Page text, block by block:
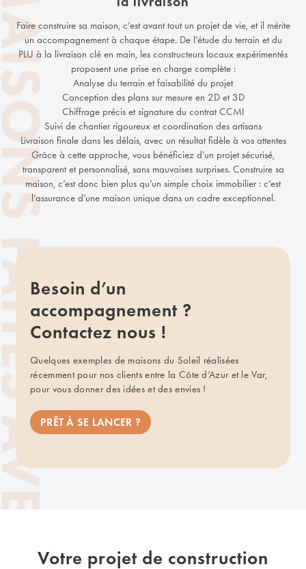
Faire construire sa maison, c’est avant tout un projet de vie, et il mérite
un accompagnement à chaque étape. De l’étude du terrain et du
PLU à la livraison clé en main, les constructeurs locaux expérimentés
proposent une prise en charge complète :
Analyse du terrain et faisabilité du projet
Conception des plans sur mesure en 2D et 3D
Chiffrage précis et signature du contrat CCMI
Suivi de chantier rigoureux et coordination des artisans
Livraison finale dans les délais, avec un résultat fidèle à vos attentes
Grâce à cette approche, vous bénéficiez d’un projet sécurisé,
transparent et personnalisé, sans mauvaises surprises. Construire sa
maison, c’est donc bien plus qu’un simple choix immobilier : c’est
l’assurance d’une maison unique dans un cadre exceptionnel.
Besoin d’un
accompagnement ?
Contactez nous !
Quelques exemples de maisons du Soleil réalisées
récemment pour nos clients entre la Côte d’Azur et le Var,
pour vous donner des idées et des envies !
PRÊT À SE LANCER ?
Votre projet de construction